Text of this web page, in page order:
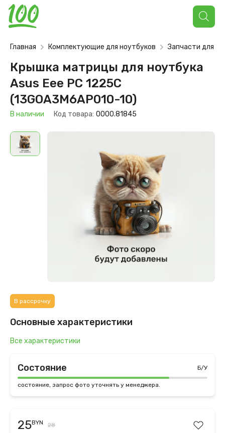
Поиск
товаров
Главная Комплектующие для ноутбуков Запчасти для
Крышка матрицы для ноутбука
Asus Eee PC 1225C
(13GOA3M6AP010-10)
В наличии Код товара: 0000.81845
В рассрочку
Основные характеристики
Все характеристики
Состояние Б/У
состояние, запрос фото уточнять у менеджера.
25BYN 28